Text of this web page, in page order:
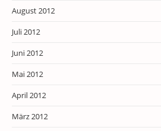
August 2012
Juli 2012
Juni 2012
Mai 2012
April 2012
März 2012